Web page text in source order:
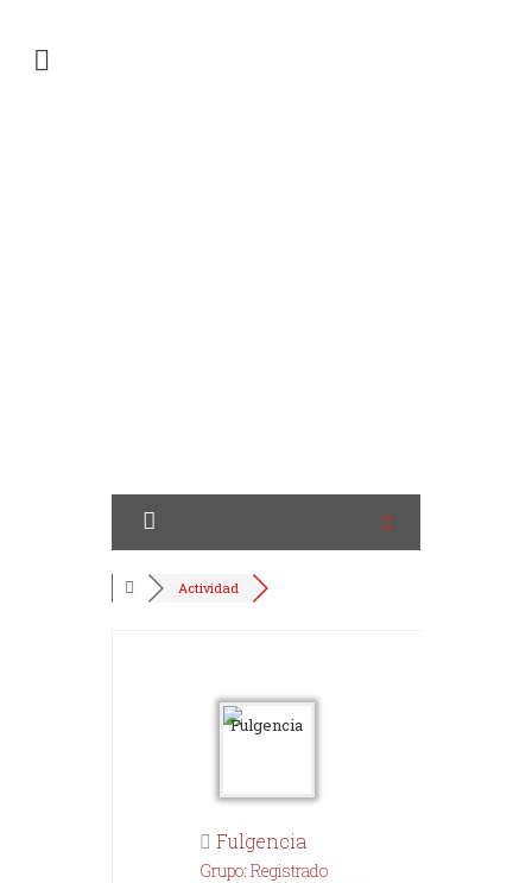
Actividad
Fulgencia
Grupo: Registrado